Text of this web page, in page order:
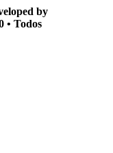
by
• Todos